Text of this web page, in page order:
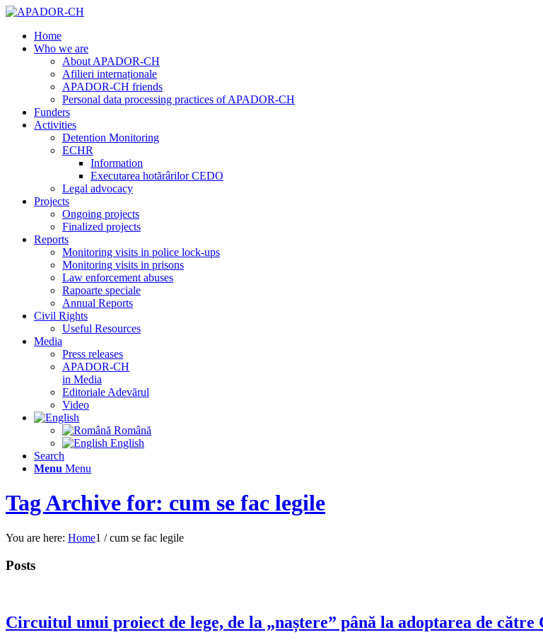
Home
Who we are
About APADOR-CH
Afilieri internaționale
APADOR-CH friends
Personal data processing practices of APADOR-CH
Funders
Activities
Detention Monitoring
ECHR
Information
Executarea hotărârilor CEDO
Legal advocacy
Projects
Ongoing projects
Finalized projects
Reports
Monitoring visits in police lock-ups
Monitoring visits in prisons
Law enforcement abuses
Rapoarte speciale
Annual Reports
Civil Rights
Useful Resources
Media
Press releases
APADOR-CH
in Media
Editoriale Adevărul
Video
Română
English
Search
Menu Menu
Tag Archive for: cum se fac legile
You are here: Home1 / cum se fac legile
Posts
Circuitul unui proiect de lege, de la „naștere” până la adoptarea de